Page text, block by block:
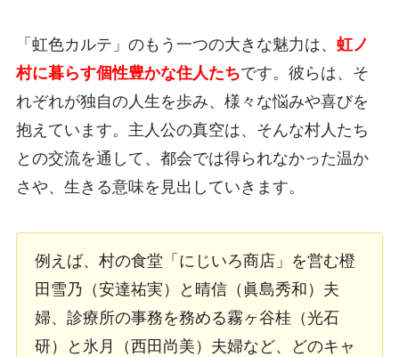
「虹色カルテ」のもう一つの大きな魅力は、 虹ノ
村に暮らす個性豊かな住人たちです。彼らは、そ
れぞれが独自の人生を歩み、様々な悩みや喜びを
抱えています。主人公の真空は、そんな村人たち
との交流を通して、都会では得られなかった温か
さや、生きる意味を見出していきます。
例えば、村の食堂「にじいろ商店」を営む橙
田雪乃（安達祐実）と晴信（眞島秀和）夫
婦、診療所の事務を務める霧ヶ谷桂（光石
研）と氷月（西田尚美）夫婦など、どのキャ